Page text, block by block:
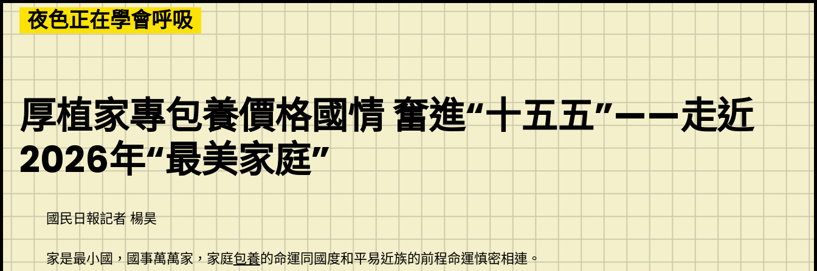
Skip
to
content
夜色正在學會呼吸
厚植家專包養價格國情 奮進“十五五”——走近
2026年“最美家庭”
國民日報記者 楊昊
家是最小國，國事萬萬家，家庭包養的命運同國度和平易近族的前程命運慎密相連。